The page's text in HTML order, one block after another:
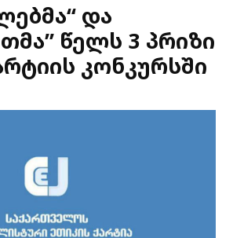
და
წელს 3 პრიზი
კონკურსში